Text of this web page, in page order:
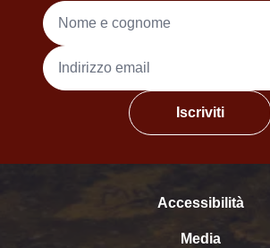
Nome e cognome
Indirizzo email
Iscriviti
Accessibilità
Media